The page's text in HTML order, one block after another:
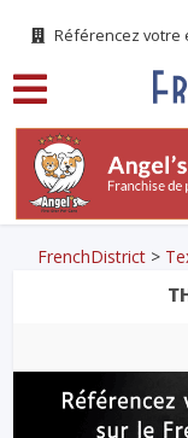
Référencez votre
FrenchDistrict >